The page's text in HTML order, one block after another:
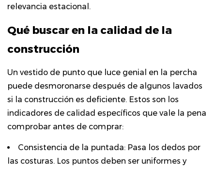
relevancia estacional.
Qué buscar en la calidad de la
construcción
Un vestido de punto que luce genial en la percha
puede desmoronarse después de algunos lavados
si la construcción es deficiente. Estos son los
indicadores de calidad específicos que vale la pena
comprobar antes de comprar:
Consistencia de la puntada: Pasa los dedos por
las costuras. Los puntos deben ser uniformes y